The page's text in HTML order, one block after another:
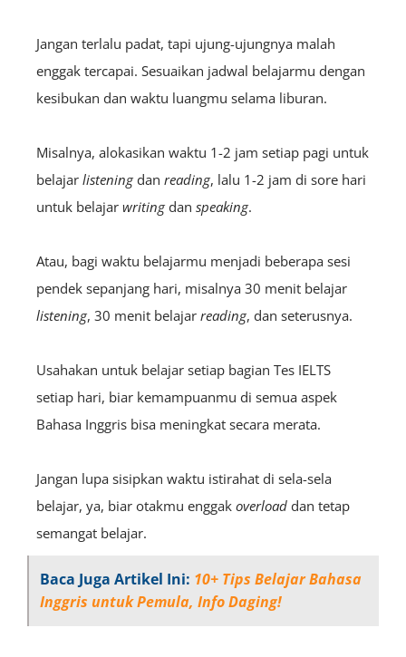
Jangan terlalu padat, tapi ujung-ujungnya malah
enggak tercapai. Sesuaikan jadwal belajarmu dengan
kesibukan dan waktu luangmu selama liburan.
Misalnya, alokasikan waktu 1-2 jam setiap pagi untuk
belajar listeningdan reading, lalu 1-2 jam di sore hari
untuk belajar writingdan speaking.
Atau, bagi waktu belajarmu menjadi beberapa sesi
pendek sepanjang hari, misalnya 30 menit belajar
listening, 30 menit belajar reading, dan seterusnya.
Usahakan untuk belajar setiap bagian Tes IELTS
setiap hari, biar kemampuanmu di semua aspek
Bahasa Inggris bisa meningkat secara merata.
Jangan lupa sisipkan waktu istirahat di sela-sela
belajar, ya, biar otakmu enggak overload dan tetap
semangat belajar.
Baca Juga Artikel Ini: 10+ Tips Belajar Bahasa
Inggris untuk Pemula, Info Daging!